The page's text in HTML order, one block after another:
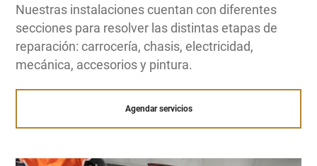
Nuestras instalaciones cuentan con diferentes
secciones para resolver las distintas etapas de
reparación: carrocería, chasis, electricidad,
mecánica, accesorios y pintura.
Agendar servicios